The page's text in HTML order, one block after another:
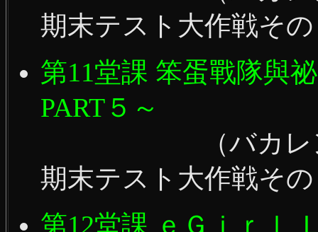
期末テスト大作戦そ
第11堂課 笨蛋戰隊與
PART５～
（バカレンジ
期末テスト大作戦そ
第12堂課 ｅＧｉｒｌ